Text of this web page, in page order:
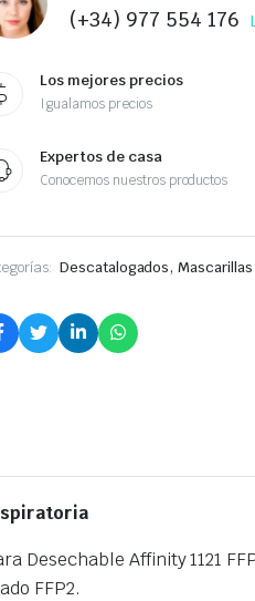
(+34) 977 554 176
Los mejores precios
Igualamos precios
Expertos de casa
Conocemos nuestros productos
Descatalogados,
Affinity 1121
FFP2.